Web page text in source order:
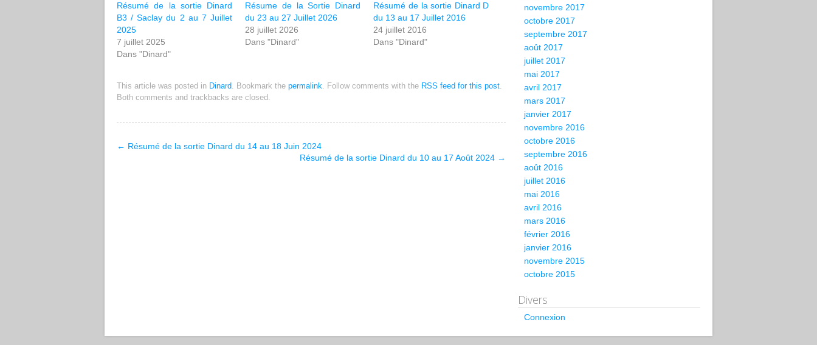
Résumé de la sortie Dinard
B3 / Saclay du 2 au 7 Juillet
2025
7 juillet 2025
Dans "Dinard"
Résume de la Sortie Dinard
du 23 au 27 Juillet 2026
28 juillet 2026
Dans "Dinard"
Résumé de la sortie Dinard D
du 13 au 17 Juillet 2016
24 juillet 2016
Dans "Dinard"
This article was posted in Dinard. Bookmark the permalink. Follow comments with the RSS feed for this post.
Both comments and trackbacks are closed.
← Résumé de la sortie Dinard du 14 au 18 Juin 2024
Résumé de la sortie Dinard du 10 au 17 Août 2024 →
novembre 2017
octobre 2017
septembre 2017
août 2017
juillet 2017
mai 2017
avril 2017
mars 2017
janvier 2017
novembre 2016
octobre 2016
septembre 2016
août 2016
juillet 2016
mai 2016
avril 2016
mars 2016
février 2016
janvier 2016
novembre 2015
octobre 2015
Divers
Connexion